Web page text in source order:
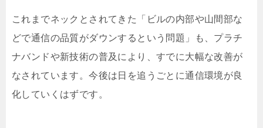
これまでネックとされてきた「ビルの内部や山間部な
どで通信の品質がダウンするという問題」も、プラチ
ナバンドや新技術の普及により、すでに大幅な改善が
なされています。今後は日を追うごとに通信環境が良
化していくはずです。